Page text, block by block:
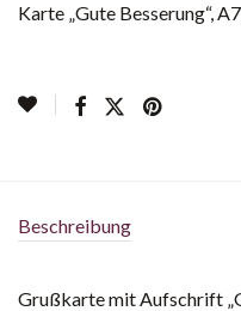
Karte „Gute Besserung“,
Beschreibung
Grußkarte mit Aufschrift